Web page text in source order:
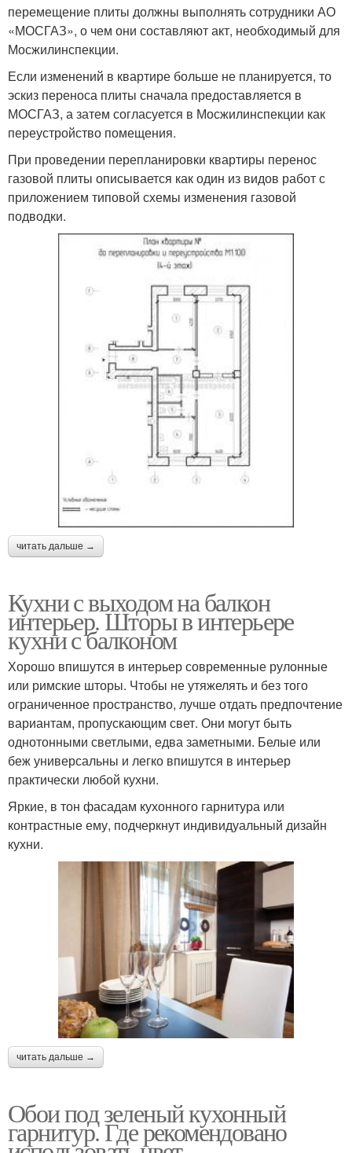
перемещение плиты должны выполнять сотрудники АО
«МОСГАЗ», о чем они составляют акт, необходимый для
Мосжилинспекции.
Если изменений в квартире больше не планируется, то
эскиз переноса плиты сначала предоставляется в
МОСГАЗ, а затем согласуется в Мосжилинспекции как
переустройство помещения.
При проведении перепланировки квартиры перенос
газовой плиты описывается как один из видов работ с
приложением типовой схемы изменения газовой
подводки.
читать дальше →
Кухни с выходом на балкон
интерьер. Шторы в интерьере
кухни с балконом
Хорошо впишутся в интерьер современные рулонные
или римские шторы. Чтобы не утяжелять и без того
ограниченное пространство, лучше отдать предпочтение
вариантам, пропускающим свет. Они могут быть
однотонными светлыми, едва заметными. Белые или
беж универсальны и легко впишутся в интерьер
практически любой кухни.
Яркие, в тон фасадам кухонного гарнитура или
контрастные ему, подчеркнут индивидуальный дизайн
кухни.
читать дальше →
Обои под зеленый кухонный
гарнитур. Где рекомендовано